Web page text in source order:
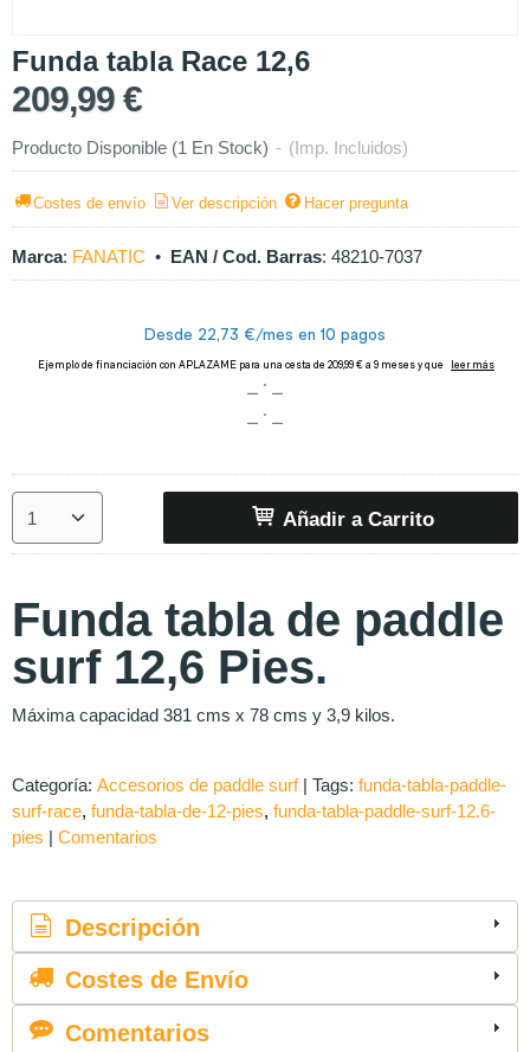
Funda tabla Race 12,6
209,99 €
Producto Disponible (1 En Stock) - (Imp. Incluidos)
Costes de envío Ver descripción Hacer pregunta
Marca: FANATIC • EAN / Cod. Barras: 48210-7037
Añadir a Carrito
Funda tabla de paddle
surf 12,6 Pies.
Máxima capacidad 381 cms x 78 cms y 3,9 kilos.
Categoría: Accesorios de paddle surf | Tags: funda-tabla-paddle-
surf-race funda-tabla-de-12-pies funda-tabla-paddle-surf-12.6-
pies | Comentarios
Descripción
Costes de Envío
Comentarios